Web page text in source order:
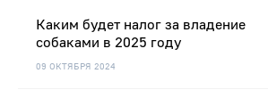
09 ОКТЯБРЯ 2024
Каким будет налог за владение
собаками в 2025 году